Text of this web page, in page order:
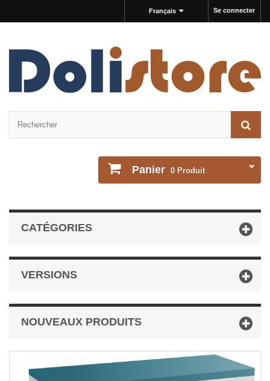
Se connecter
Français
Panier 0 Produit
CATÉGORIES
VERSIONS
NOUVEAUX PRODUITS